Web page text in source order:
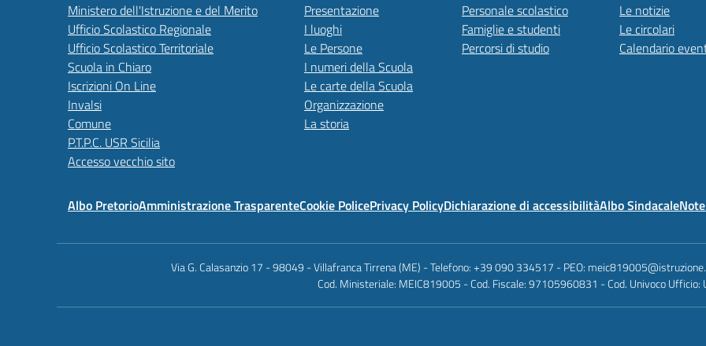
Ministero dell'Istruzione e del Merito
Ufficio Scolastico Regionale
Ufficio Scolastico Territoriale
Scuola in Chiaro
Iscrizioni On Line
Invalsi
Comune
P.T.P.C. USR Sicilia
Accesso vecchio sito
Presentazione
I luoghi
Le Persone
I numeri della Scuola
Le carte della Scuola
Organizzazione
La storia
Personale scolastico
Famiglie e studenti
Percorsi di studio
Le notizie
Le circolari
Calendario
Albo PretorioAmministrazione TrasparenteCookie PolicePrivacy PolicyDichiarazione di accessibilitàAlbo Sindacale
Via G. Calasanzio 17 - 98049 - Villafranca Tirrena (ME) - Telefono: +39 090 334517 - PEO:
Cod. Ministeriale: MEIC819005 - Cod. Fiscale: 97105960831 - Cod. Univoco Ufficio: